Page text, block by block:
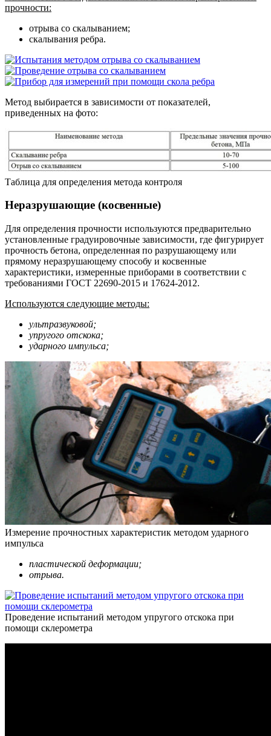
прочности:
отрыва со скалыванием;
скалывания ребра.
Метод выбирается в зависимости от показателей,
приведенных на фото:
Таблица для определения метода контроля
Неразрушающие (косвенные)
Для определения прочности используются предварительно
установленные градуировочные зависимости, где фигурирует
прочность бетона, определенная по разрушающему или
прямому неразрушающему способу и косвенные
характеристики, измеренные приборами в соответствии с
требованиями ГОСТ 22690-2015 и 17624-2012.
Используются следующие методы:
ультразвуковой;
упругого отскока;
ударного импульса;
Измерение прочностных характеристик методом ударного
импульса
пластической деформации;
отрыва.
Проведение испытаний методом упругого отскока при
помощи склерометра